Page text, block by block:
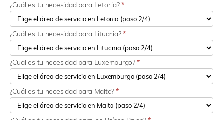
¿Cuál es tu necesidad para Letonia?*
¿Cuál es tu necesidad para Lituania?*
¿Cuál es tu necesidad para Luxemburgo?*
¿Cuál es tu necesidad para Malta? *